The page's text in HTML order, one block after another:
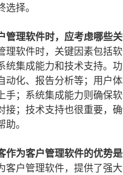
择。
管理软件时，应考虑哪些关
理软件时，关键因素包括软
统集成能力和技术支持。
动化、报告分析等；用户
手；系统集成能力则确保
接；技术支持也很重要，
。
作为客户管理软件的优势是
客户管理软件，提供了强